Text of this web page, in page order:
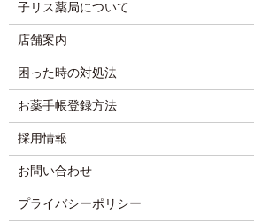
子リス薬局について
店舗案内
困った時の対処法
お薬手帳登録方法
採用情報
お問い合わせ
プライバシーポリシー